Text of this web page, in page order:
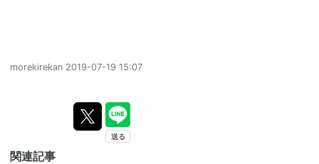
morekirekan 2019-07-19 15:07
関連記事